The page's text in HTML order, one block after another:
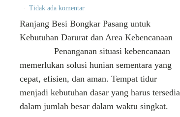
Tidak ada komentar
Ranjang Besi Bongkar Pasang untuk
Kebutuhan Darurat dan Area Kebencanaan
Penanganan situasi kebencanaan
memerlukan solusi hunian sementara yang
cepat, efisien, dan aman. Tempat tidur
menjadi kebutuhan dasar yang harus tersedia
dalam jumlah besar dalam waktu singkat.